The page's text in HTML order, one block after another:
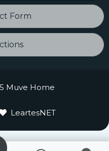
Form
Muve Home
LeartesNET